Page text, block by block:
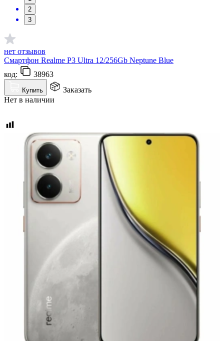
2
3
нет отзывов
Смартфон Realme P3 Ultra 12/256Gb Neptune Blue
код:
38963
Купить
Заказать
Нет в наличии